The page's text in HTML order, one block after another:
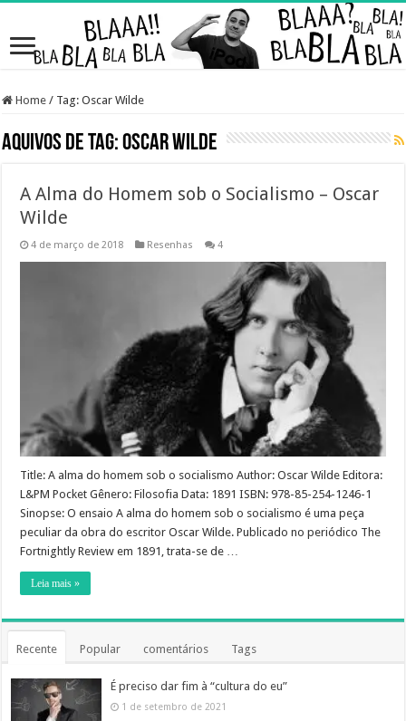
Home / Tag:Oscar Wilde
Aquivos de Tag:Oscar Wilde
A Alma do Homem sob o Socialismo – Oscar
Wilde
4 de março de 2018 Resenhas 4
Title: A alma do homem sob o socialismo Author: Oscar Wilde Editora:
L&PM Pocket Gênero: Filosofia Data: 1891 ISBN: 978-85-254-1246-1
Sinopse: O ensaio A alma do homem sob o socialismo é uma peça
peculiar da obra do escritor Oscar Wilde. Publicado no periódico The
Fortnightly Review em 1891, trata-se de …
Leia mais »
Recente Popular comentários Tags
É preciso dar fim à “cultura do eu”
1 de setembro de 2021